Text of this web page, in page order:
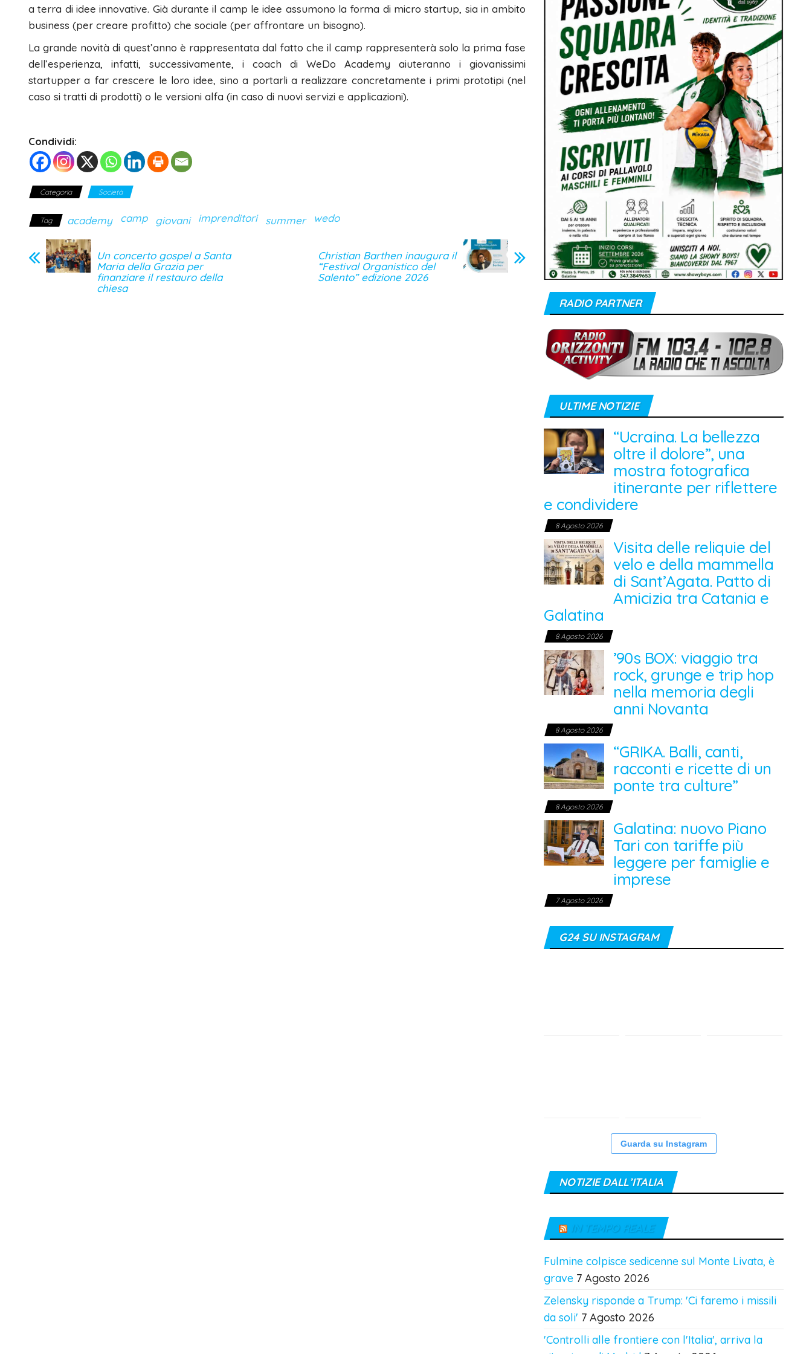
a terra di idee innovative. Già durante il camp le idee assumono la forma di micro startup, sia in ambito
business (per creare profitto) che sociale (per affrontare un bisogno).
La grande novità di quest’anno è rappresentata dal fatto che il camp rappresenterà solo la prima fase
dell’esperienza, infatti, successivamente, i coach di WeDo Academy aiuteranno i giovanissimi
startupper a far crescere le loro idee, sino a portarli a realizzare concretamente i primi prototipi (nel
caso si tratti di prodotti) o le versioni alfa (in caso di nuovi servizi e applicazioni).
Condividi:
Categoria Società
Tag academy camp giovani imprenditori summer wedo
Un concerto gospel a Santa
Maria della Grazia per
finanziare il restauro della
chiesa
Christian Barthen inaugura il
“Festival Organistico del
Salento” edizione 2026
RADIO PARTNER
ULTIME NOTIZIE
“Ucraina. La bellezza
oltre il dolore”, una
mostra fotografica
itinerante per riflettere
e condividere
8 Agosto 2026
Visita delle reliquie del
velo e della mammella
di Sant’Agata. Patto di
Amicizia tra Catania e
Galatina
8 Agosto 2026
’90s BOX: viaggio tra
rock, grunge e trip hop
nella memoria degli
anni Novanta
8 Agosto 2026
“GRIKA. Balli, canti,
racconti e ricette di un
ponte tra culture”
8 Agosto 2026
Galatina: nuovo Piano
Tari con tariffe più
leggere per famiglie e
imprese
7 Agosto 2026
G24 SU INSTAGRAM
Guarda su Instagram
NOTIZIE DALL’ITALIA
IN TEMPO REALE
Fulmine colpisce sedicenne sul Monte Livata, è
grave 7 Agosto 2026
Zelensky risponde a Trump: 'Ci faremo i missili
da soli' 7 Agosto 2026
'Controlli alle frontiere con l'Italia', arriva la